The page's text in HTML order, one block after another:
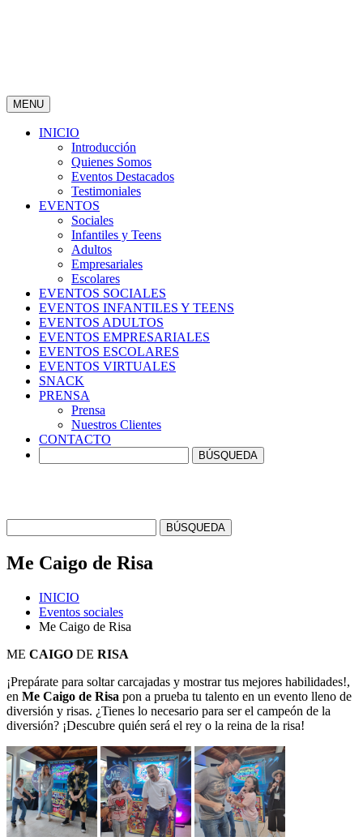
MENU
INICIO
Introducción
Quienes Somos
Eventos Destacados
Testimoniales
EVENTOS
Sociales
Infantiles y Teens
Adultos
Empresariales
Escolares
EVENTOS SOCIALES
EVENTOS INFANTILES Y TEENS
EVENTOS ADULTOS
EVENTOS EMPRESARIALES
EVENTOS ESCOLARES
EVENTOS VIRTUALES
SNACK
PRENSA
Prensa
Nuestros Clientes
CONTACTO
Me Caigo de Risa
INICIO
Eventos sociales
Me Caigo de Risa
ME CAIGO DE RISA
¡Prepárate para soltar carcajadas y mostrar tus mejores habilidades!,
en Me Caigo de Risa pon a prueba tu talento en un evento lleno de
diversión y risas. ¿Tienes lo necesario para ser el campeón de la
diversión? ¡Descubre quién será el rey o la reina de la risa!